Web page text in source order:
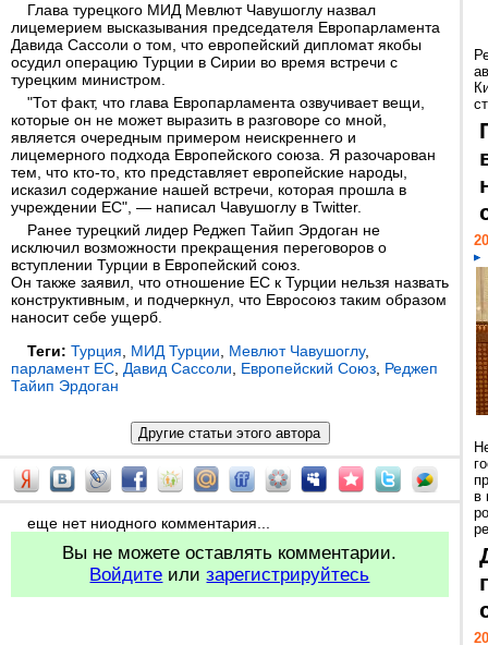
Глава турецкого МИД Мевлют Чавушоглу назвал
лицемерием высказывания председателя Европарламента
Давида Сассоли о том, что европейский дипломат якобы
осудил операцию Турции в Сирии во время встречи с
турецким министром.
"Тот факт, что глава Европарламента озвучивает вещи,
которые он не может выразить в разговоре со мной,
является очередным примером неискреннего и
лицемерного подхода Европейского союза. Я разочарован
тем, что кто-то, кто представляет европейские народы,
исказил содержание нашей встречи, которая прошла в
учреждении ЕС", — написал Чавушоглу в Twitter.
Ранее турецкий лидер Реджеп Тайип Эрдоган не
исключил возможности прекращения переговоров о
вступлении Турции в Европейский союз.
Он также заявил, что отношение ЕС к Турции нельзя назвать
конструктивным, и подчеркнул, что Евросоюз таким образом
наносит себе ущерб.
Теги: Турция МИД Турции Мевлют Чавушоглу,
парламент ЕС Давид Сассоли Европейский Союз Реджеп
Тайип Эрдоган
еще нет ниодного комментария...
Вы не можете оставлять комментарии.
Войдите илизарегистрируйтесь
в